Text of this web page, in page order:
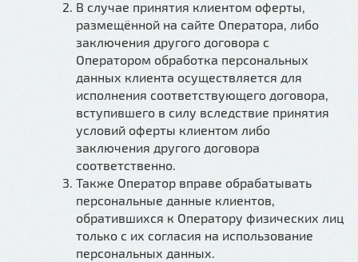
В случае принятия клиентом оферты,
размещённой на сайте Оператора, либо
заключения другого договора с
Оператором обработка персональных
данных клиента осуществляется для
исполнения соответствующего договора,
вступившего в силу вследствие принятия
условий оферты клиентом либо
заключения другого договора
соответственно.
Также Оператор вправе обрабатывать
персональные данные клиентов,
обратившихся к Оператору физических лиц
только с их согласия на использование
персональных данных.